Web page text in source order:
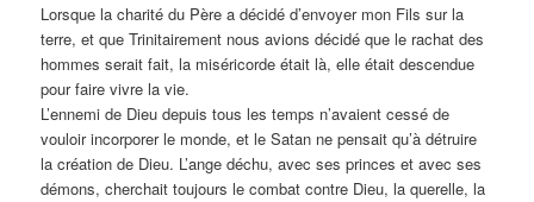
Lorsque la charité du Père a décidé d’envoyer mon Fils sur la
terre, et que Trinitairement nous avions décidé que le rachat des
hommes serait fait, la miséricorde était là, elle était descendue
pour faire vivre la vie.
L’ennemi de Dieu depuis tous les temps n’avaient cessé de
vouloir incorporer le monde, et le Satan ne pensait qu’à détruire
la création de Dieu. L’ange déchu, avec ses princes et avec ses
démons, cherchait toujours le combat contre Dieu, la querelle, la